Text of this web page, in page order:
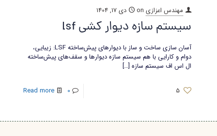
مهندس اعزازی on دی 17, 1404
سیستم سازه دیوار کشی lsf
آسان‌ سازی ساخت‌ و ساز با دیوارهای پیش‌ساخته LSF: زیبایی،
دوام و کارایی با هم سیستم سازه دیوارها و سقف‌های پیش‌ساخته
ال اس اف سیستم سازه […]
5
0
Read more